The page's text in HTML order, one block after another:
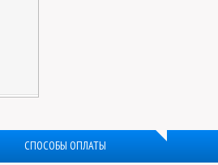
СПОСОБЫ ОПЛАТЫ